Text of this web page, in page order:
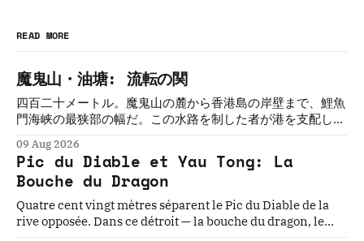
READ MORE
魔鬼山・油塘: 流転の関
四百二十メートル。魔鬼山の麓から香港島の岸壁まで、鯉魚
門海峡の最狭部の幅だ。この水路を制した者が港を支配し
文明がこの関を守ろうとし、誰も守れなかった。
09 Aug 2026
Pic du Diable et Yau Tong: La
Bouche du Dragon
Quatre cent vingt mètres séparent le Pic du Diable de la
rive opposée. Dans ce détroit — la bouche du dragon, le